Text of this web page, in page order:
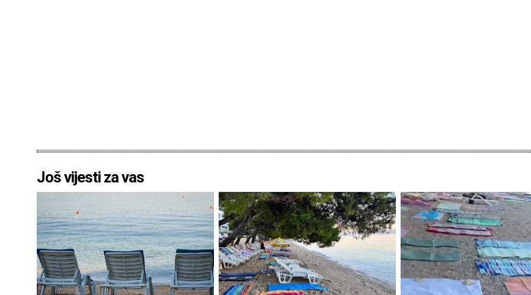
Još vijesti za vas